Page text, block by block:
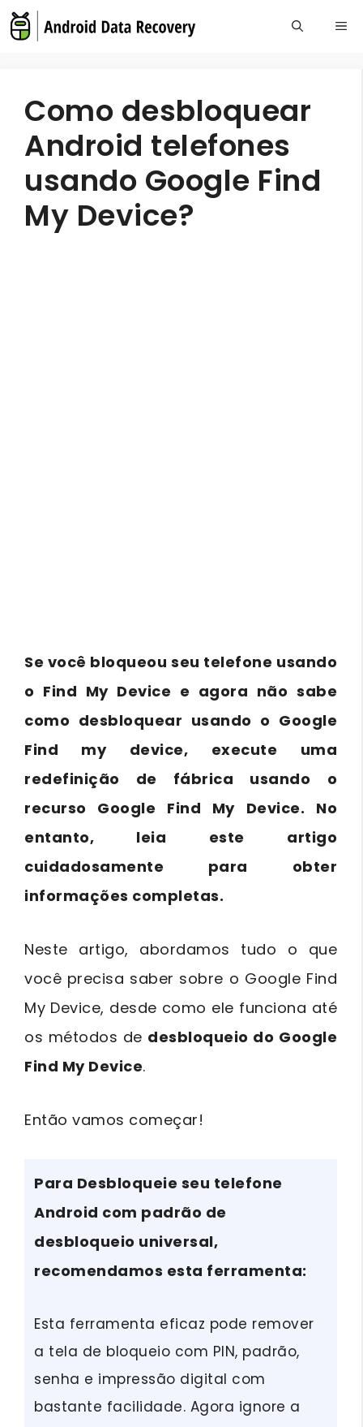
Skip
to
Como desbloquear
Android telefones
usando Google Find
My Device?
Se você bloqueou seu telefone usando
o Find My Device e agora não sabe
como desbloquear usando o Google
Find my device, execute uma
redefinição de fábrica usando o
recurso Google Find My Device. No
entanto, leia este artigo
cuidadosamente para obter
informações completas.
Neste artigo, abordamos tudo o que
você precisa saber sobre o Google Find
My Device, desde como ele funciona até
os métodos de desbloqueio do Google
Find My Device.
Então vamos começar!
Para Desbloqueie seu telefone
Android com padrão de
desbloqueio universal,
recomendamos esta ferramenta:
Esta ferramenta eficaz pode remover
a tela de bloqueio com PIN, padrão,
senha e impressão digital com
bastante facilidade. Agora ignore a